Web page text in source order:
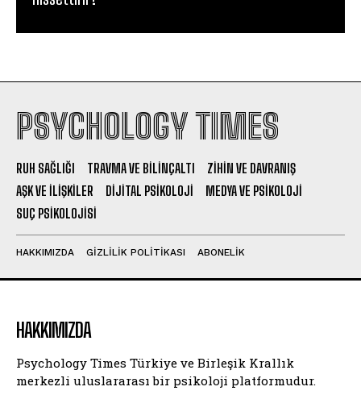
PSYCHOLOGY TIMES
RUH SAĞLIĞI TRAVMA VE BILINÇALTI
ZIHIN VE DAVRANIŞ
AŞK VE İLIŞKILER
DIJITAL PSIKOLOJI
MEDYA VE PSIKOLOJI
SUÇ PSIKOLOJISI
HAKKIMIZDA GIZLILIK POLITIKASI ABONELIK
HAKKIMIZDA
Psychology Times Türkiye ve Birleşik Krallık
merkezli uluslararası bir psikoloji platformudur.